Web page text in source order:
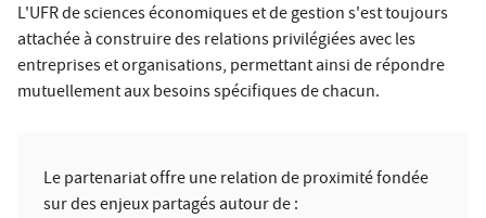
L'UFR de sciences économiques et de gestion s'est toujours
attachée à construire des relations privilégiées avec les
entreprises et organisations, permettant ainsi de répondre
mutuellement aux besoins spécifiques de chacun.
Le partenariat offre une relation de proximité fondée
sur des enjeux partagés autour de :